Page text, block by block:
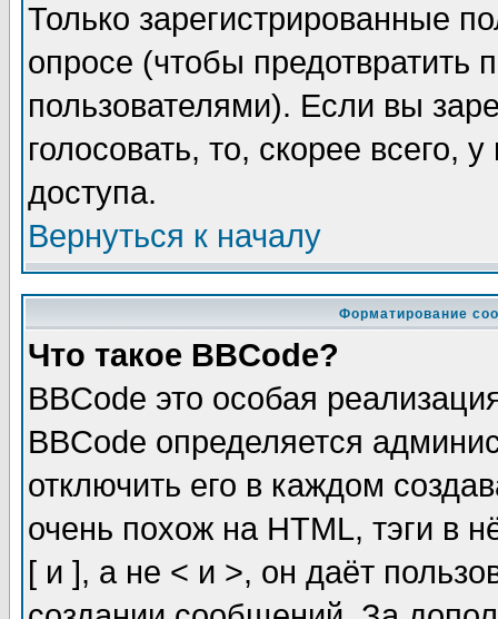
Только зарегистрированные
опросе (чтобы предотвратить
пользователями). Если вы
голосовать, то, скорее всего,
доступа.
Вернуться к началу
Форматирование
Что такое BBCode?
BBCode это особая
BBCode определяется
отключить его в каждом
очень похож на HTML, тэги в
[ и ], а не < и >, он даёт